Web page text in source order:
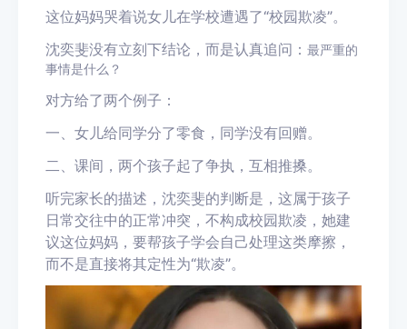
这位妈妈哭着说女儿在学校遭遇了“校园欺凌”。
沈奕斐没有立刻下结论，而是认真追问： 最严重的
事情是什么？
对方给了两个例子：
一、女儿给同学分了零食，同学没有回赠。
二、课间，两个孩子起了争执，互相推搡。
听完家长的描述， 沈奕斐的判断是 ， 这属于孩子
日常交往中的正常冲突，不构成校园欺凌 ， 她建
议这位妈妈， 要帮孩子学会自己处理这类摩擦，
而不是直接将其定性为“欺凌”。